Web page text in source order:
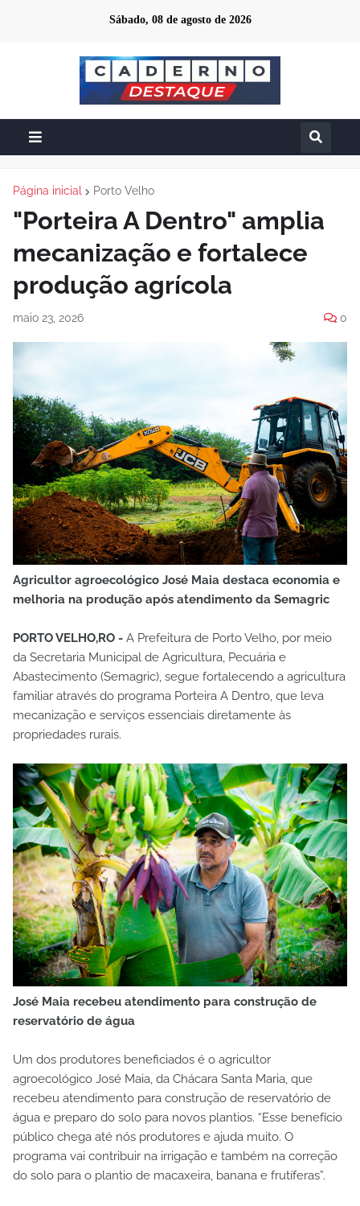
Sábado, 08 de agosto de 2026
Página inicial Porto Velho
"Porteira A Dentro" amplia
mecanização e fortalece
produção agrícola
maio 23, 2026 0
Agricultor agroecológico José Maia destaca economia e
melhoria na produção após atendimento da Semagric
PORTO VELHO,RO - A Prefeitura de Porto Velho, por meio
da Secretaria Municipal de Agricultura, Pecuária e
Abastecimento (Semagric), segue fortalecendo a agricultura
familiar através do programa Porteira A Dentro, que leva
mecanização e serviços essenciais diretamente às
propriedades rurais.
José Maia recebeu atendimento para construção de
reservatório de água
Um dos produtores beneficiados é o agricultor
agroecológico José Maia, da Chácara Santa Maria, que
recebeu atendimento para construção de reservatório de
água e preparo do solo para novos plantios. “Esse benefício
público chega até nós produtores e ajuda muito. O
programa vai contribuir na irrigação e também na correção
do solo para o plantio de macaxeira, banana e frutíferas”.